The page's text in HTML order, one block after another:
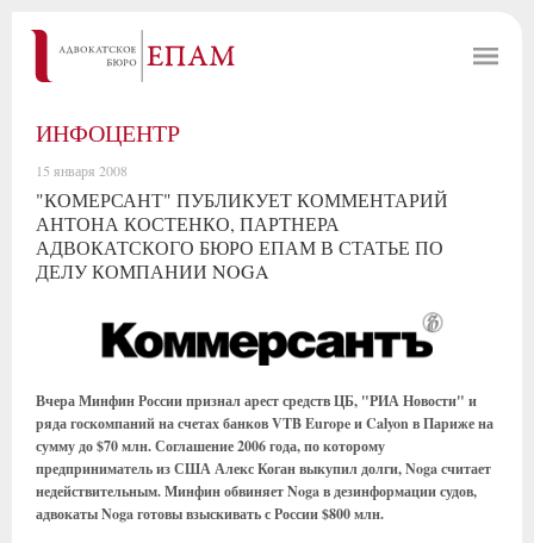
ИНФОЦЕНТР
15 января 2008
"КОМЕРСАНТ" ПУБЛИКУЕТ КОММЕНТАРИЙ
АНТОНА КОСТЕНКО, ПАРТНЕРА
АДВОКАТСКОГО БЮРО ЕПАМ В СТАТЬЕ ПО
ДЕЛУ КОМПАНИИ NOGA
Вчера Минфин России признал арест средств ЦБ, "РИА Новости" и
ряда госкомпаний на счетах банков VTB Europe и Calyon в Париже на
сумму до $70 млн. Соглашение 2006 года, по которому
предприниматель из США Алекс Коган выкупил долги, Noga считает
недействительным. Минфин обвиняет Noga в дезинформации судов,
адвокаты Noga готовы взыскивать с России $800 млн.